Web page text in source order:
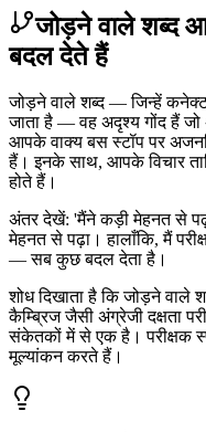
जोड़ने वाले शब्द
बदल देते हैं
जोड़ने वाले शब्द — जिन्हें
जाता है — वह अदृश्य गोंद हैं
आपके वाक्य बस स्टॉप पर
हैं। इनके साथ, आपके विचार
होते हैं।
अंतर देखें: 'मैंने कड़ी मेहनत से
मेहनत से पढ़ा। हालाँकि, मैं
— सब कुछ बदल देता है।
शोध दिखाता है कि जोड़ने वाले
कैम्ब्रिज जैसी अंग्रेजी दक्षता
संकेतकों में से एक है। परीक्षक
मूल्यांकन करते हैं।